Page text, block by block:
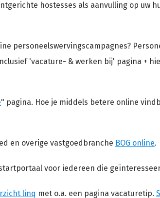
hostesses als aanvulling op uw
personeelswervingscampagnes?
'vacature- & werken bij' pagina +
" pagina. Hoe je middels betere online
en overige vastgoedbranche BOG online.
voor iedereen die
linq met o.a. een pagina vacaturetip.